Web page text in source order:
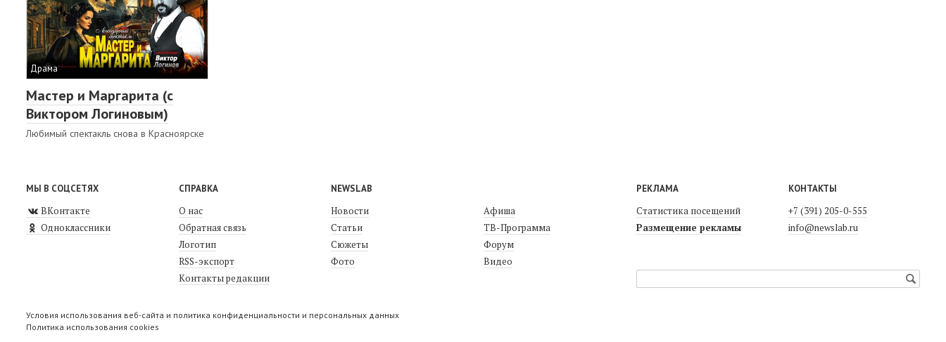
Драма
Мастер и Маргарита (с
Виктором Логиновым)
Любимый спектакль снова в Красноярске
МЫ В СОЦСЕТЯХ
ВКонтакте
Одноклассники
СПРАВКА
О нас
Обратная связь
Логотип
RSS-экспорт
Контакты редакции
NEWSLAB
Новости
Статьи
Сюжеты
Фото
Афиша
ТВ-Программа
Форум
Видео
РЕКЛАМА
Статистика посещений
Размещение рекламы
КОНТАКТЫ
+7 (391) 205-0-555
info@newslab.ru
Условия использования веб-сайта и политика конфиденциальности и персональных данных
Политика использования cookies